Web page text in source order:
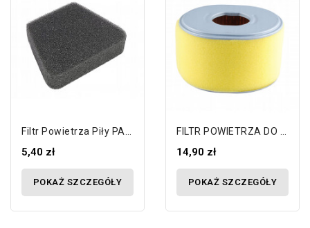
5,40 zł
POKAŻ SZCZEGÓŁY
14,90 zł
POKAŻ SZCZEGÓŁY